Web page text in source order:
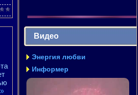
Видео
Энергия любви
Информер